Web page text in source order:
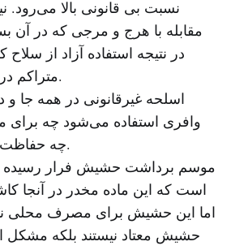
نسبت بی قانونی بالا می‌رود.
مقابله با هرج و مرجی که در آن
در نتیجه استفاده آزاد از
متراکم در بعلبک حضور دارند.
اسلحه غیرقانونی در همه جا
وافری استفاده می‌شود چه
چه حفاظت از تجار مواد مخدر.
موسم برداشت حشیش فرار
است که این ماده مخدر در آنجا
اما این حشیش برای مصرف محلی
حشیش معتاد نیستند بلکه مشکل